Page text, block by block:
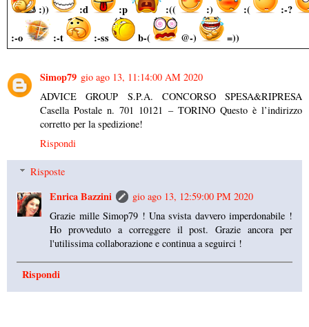
:)) :d :p :(( :) :(
:-?
:-o
:-t :-ss b-( @-) =))
Simop79 gio ago 13, 11:14:00 AM 2020
ADVICE GROUP S.P.A. CONCORSO SPESA&RIPRESA
Casella Postale n. 701 10121 – TORINO Questo è l’indirizzo
corretto per la spedizione!
Rispondi
Risposte
Enrica Bazzini
gio ago 13, 12:59:00 PM 2020
Grazie mille Simop79 ! Una svista davvero imperdonabile !
Ho provveduto a correggere il post. Grazie ancora per
l'utilissima collaborazione e continua a seguirci !
Rispondi